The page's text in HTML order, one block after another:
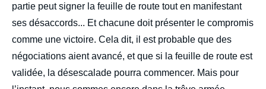
partie peut signer la feuille de route tout en manifestant
ses désaccords... Et chacune doit présenter le compromis
comme une victoire. Cela dit, il est probable que des
négociations aient avancé, et que si la feuille de route est
validée, la désescalade pourra commencer. Mais pour